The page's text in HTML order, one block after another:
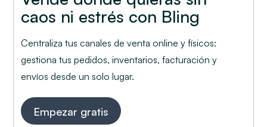
caos ni estrés con Bling
Centraliza tus canales de venta online y físicos:
gestiona tus pedidos, inventarios, facturación y
envíos desde un solo lugar.
Empezar gratis